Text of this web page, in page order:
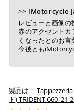
店内端末に
※ 支払期限
り、万が一
セルとなり
※ 税込
せん。
※ お支払い
>> iMotorcycle
レビューと画像の
赤のアクセントカ
くなったとのお言
今後とも
ト) TRIDENT 660 '21-